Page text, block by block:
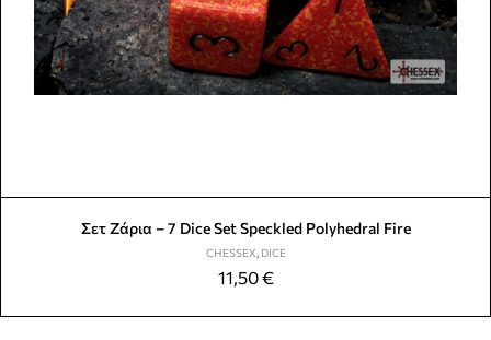
Σετ Ζάρια – 7 Dice Set Speckled Polyhedral Fire
CHESSEX DICE
11,50€